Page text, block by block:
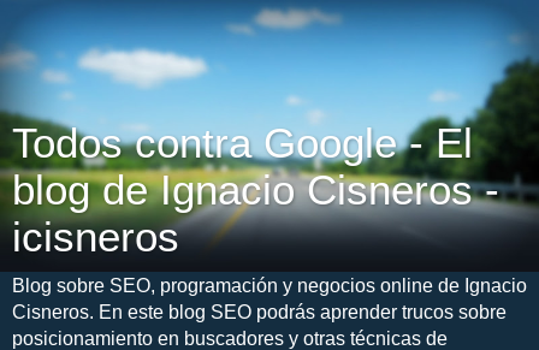
Todos contra Google - El
blog de Ignacio Cisneros -
icisneros
Blog sobre SEO, programación y negocios online de Ignacio
Cisneros. En este blog SEO podrás aprender trucos sobre
posicionamiento en buscadores y otras técnicas de